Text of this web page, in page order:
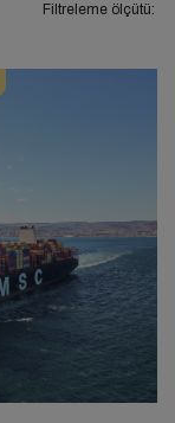
Filtreleme ölçütü: